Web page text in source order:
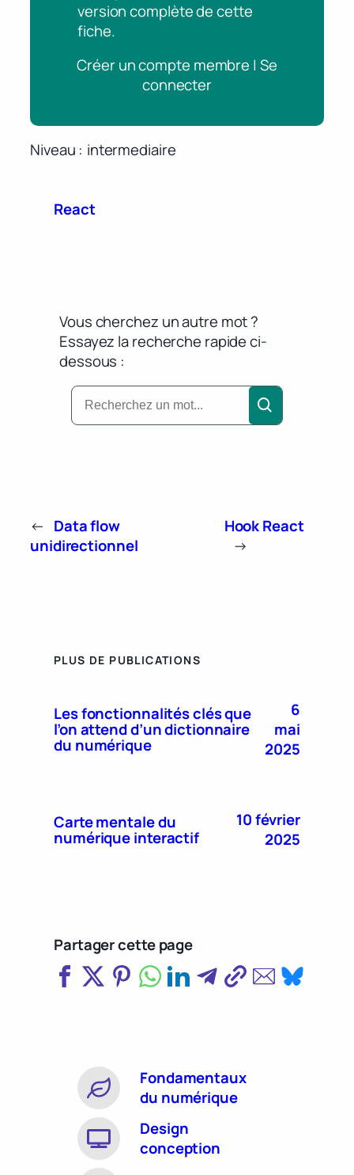
version complète de cette
fiche.
Créer un compte membre | Se
connecter
Niveau intermediaire
React
Vous cherchez un autre mot ?
Essayez la recherche rapide ci-
dessous :
← Data flow
unidirectionnel
Hook React
→
PLUS DE PUBLICATIONS
Les fonctionnalités clés que
l’on attend d’un dictionnaire
du numérique
6
mai
2025
Carte mentale du
numérique interactif
10 février
2025
Partager cette page
Fondamentaux
du numérique
Design
conception